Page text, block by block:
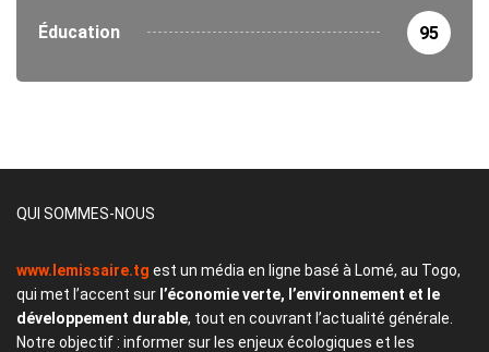
Éducation 95
QUI SOMMES-NOUS
www.lemissaire.tg est un média en ligne basé à Lomé, au Togo,
qui met l’accent sur l’économie verte, l’environnement et le
développement durable, tout en couvrant l’actualité générale.
Notre objectif : informer sur les enjeux écologiques et les